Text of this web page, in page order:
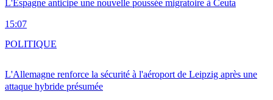
L'Espagne anticipe une nouvelle poussée migratoire à Ceuta
15:07
L'Allemagne renforce la sécurité à l'aéroport de Leipzig après une
attaque hybride présumée
POLITIQUE